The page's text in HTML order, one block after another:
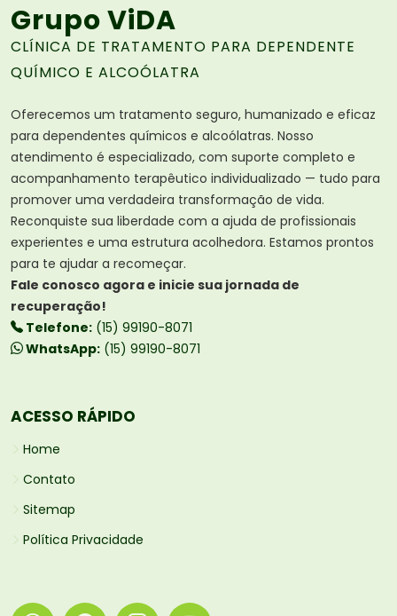
Grupo ViDA
CLÍNICA DE TRATAMENTO PARA DEPENDENTE
QUÍMICO E ALCOÓLATRA
Oferecemos um tratamento seguro, humanizado e eficaz
para dependentes químicos e alcoólatras. Nosso
atendimento é especializado, com suporte completo e
acompanhamento terapêutico individualizado — tudo para
promover uma verdadeira transformação de vida.
Reconquiste sua liberdade com a ajuda de profissionais
experientes e uma estrutura acolhedora. Estamos prontos
para te ajudar a recomeçar.
Fale conosco agora e inicie sua jornada de
recuperação!
Telefone: (15) 99190-8071
WhatsApp: (15) 99190-8071
ACESSO RÁPIDO
Home
Contato
Sitemap
Política Privacidade